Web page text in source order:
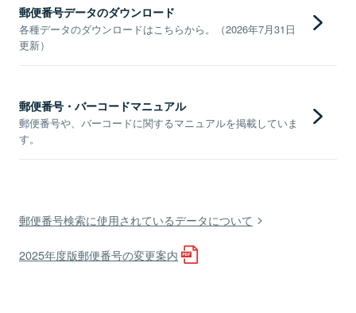
郵便番号データのダウンロード
各種データのダウンロードはこちらから。（2026年7月31日
更新）
郵便番号・バーコードマニュアル
郵便番号や、バーコードに関するマニュアルを掲載していま
す。
郵便番号検索に使用されているデータについて
2025年度版郵便番号の変更案内